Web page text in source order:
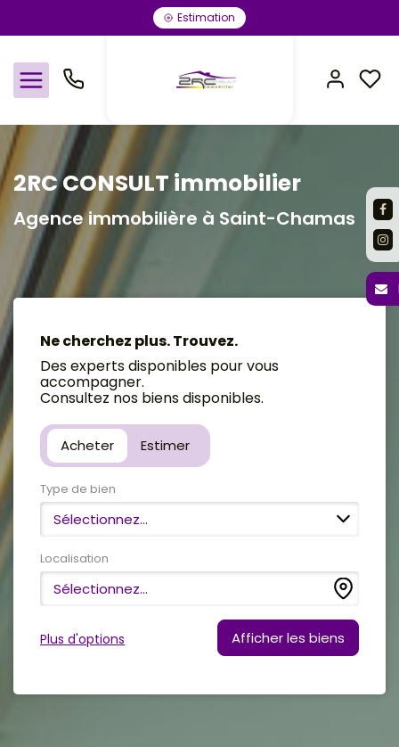
Estimation
Nos offres
Notre agence
Rejoindre le groupement
Estimation
Avis clients
2RC CONSULT immobilier
Agence immobilière à Saint-Chamas
Ne cherchez plus. Trouvez.
Des experts disponibles pour vous
accompagner.
Consultez nos biens disponibles.
Acheter Estimer
Type de bien
Sélectionnez...
Localisation
Sélectionnez...
Plus d'options